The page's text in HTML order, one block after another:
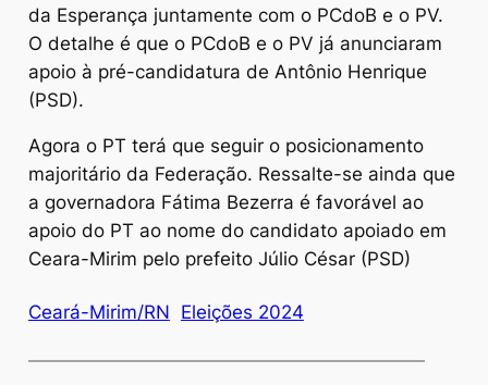
da Esperança juntamente com o PCdoB e o PV.
O detalhe é que o PCdoB e o PV já anunciaram
apoio à pré-candidatura de Antônio Henrique
(PSD).
Agora o PT terá que seguir o posicionamento
majoritário da Federação. Ressalte-se ainda que
a governadora Fátima Bezerra é favorável ao
apoio do PT ao nome do candidato apoiado em
Ceara-Mirim pelo prefeito Júlio César (PSD)
Ceará-Mirim/RN Eleições 2024